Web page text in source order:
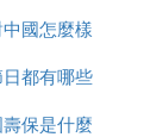
國怎麼樣
都有哪些
保是什麼